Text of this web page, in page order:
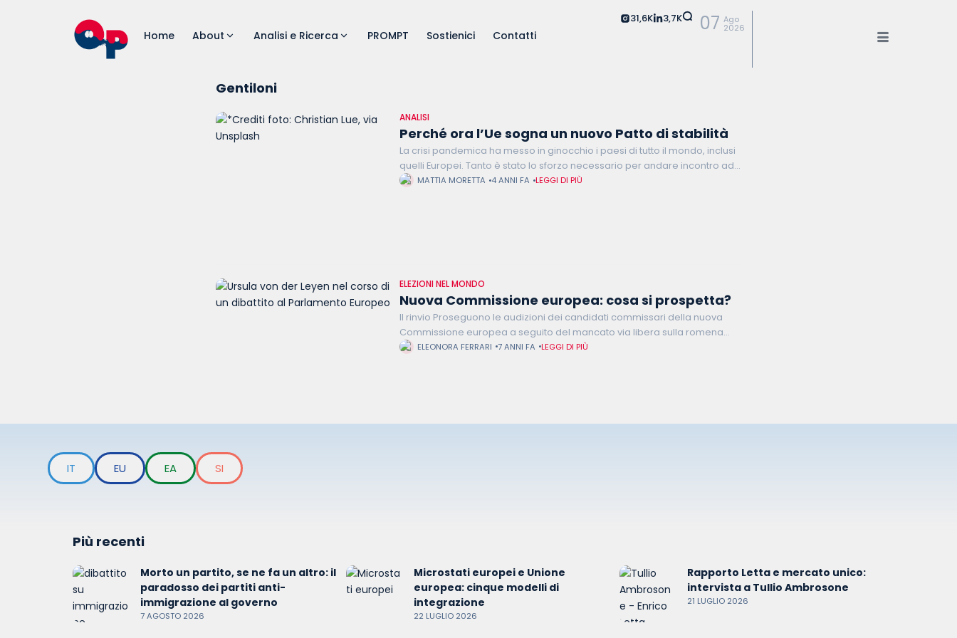
Home About Analisi e Ricerca PROMPT Sostienici Contatti
31,6K 3,7K 07 Ago
2026
Gentiloni
ANALISI
Perché ora l’Ue sogna un nuovo Patto di stabilità
La crisi pandemica ha messo in ginocchio i paesi di tutto il mondo, inclusi
quelli Europei. Tanto è stato lo sforzo necessario per andare incontro ad
esigenze di famiglie e
MATTIA MORETTA 4 ANNI FA LEGGI DI PIÙ
ELEZIONI NEL MONDO
Nuova Commissione europea: cosa si prospetta?
Il rinvio Proseguono le audizioni dei candidati commissari della nuova
Commissione europea a seguito del mancato via libera sulla romena
Rovana Plumb, l’ungherese László Trócsányi e la francese Sylvie Goulard.
ELEONORA FERRARI 7 ANNI FA LEGGI DI PIÙ
IT EU EA SI
Più recenti
Morto un partito, se ne fa un altro: il
paradosso dei partiti anti-
immigrazione al governo
7 AGOSTO 2026
Microstati europei e Unione
europea: cinque modelli di
integrazione
22 LUGLIO 2026
Rapporto Letta e mercato unico:
intervista a Tullio Ambrosone
21 LUGLIO 2026